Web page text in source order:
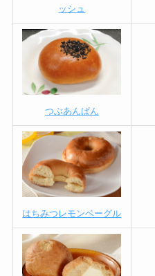
ッシュ
つぶあんぱん
はちみつレモンベーグル